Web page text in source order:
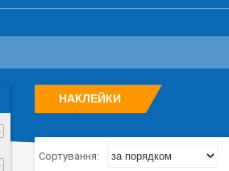
НАКЛЕЙКИ